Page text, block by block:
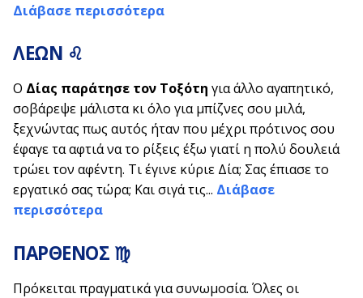
Διάβασε περισσότερα
ΛΕΩΝ ♌
Ο Δίας παράτησε τον Τοξότη για άλλο αγαπητικό,
σοβάρεψε μάλιστα κι όλο για μπίζνες σου μιλά,
ξεχνώντας πως αυτός ήταν που μέχρι πρότινος σου
έφαγε τα αφτιά να το ρίξεις έξω γιατί η πολύ δουλειά
τρώει τον αφέντη. Τι έγινε κύριε Δία; Σας έπιασε το
εργατικό σας τώρα; Και σιγά τις... Διάβασε
περισσότερα
ΠΑΡΘΕΝΟΣ ♍
Πρόκειται πραγματικά για συνωμοσία. Όλες οι